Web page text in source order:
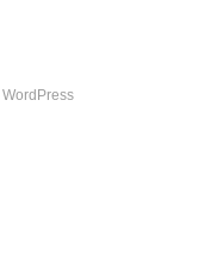
WordPress